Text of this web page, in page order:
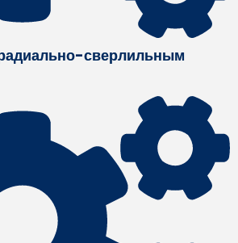
сверлильным